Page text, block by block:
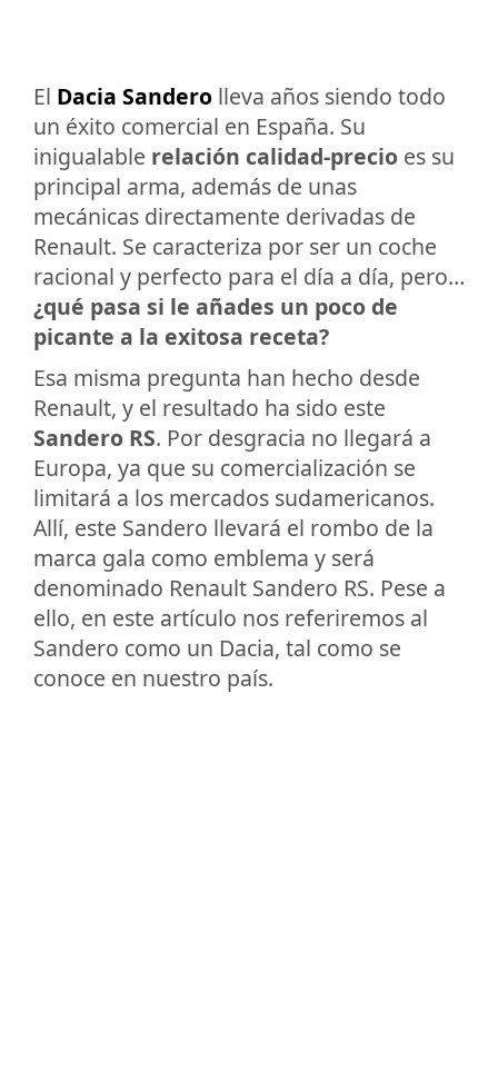
El Dacia Sandero lleva años siendo todo
un éxito comercial en España. Su
inigualable relación calidad-precio es su
principal arma, además de unas
mecánicas directamente derivadas de
Renault. Se caracteriza por ser un coche
racional y perfecto para el día a día, pero…
¿qué pasa si le añades un poco de
picante a la exitosa receta?
Esa misma pregunta han hecho desde
Renault, y el resultado ha sido este
Sandero RS. Por desgracia no llegará a
Europa, ya que su comercialización se
limitará a los mercados sudamericanos.
Allí, este Sandero llevará el rombo de la
marca gala como emblema y será
denominado Renault Sandero RS. Pese a
ello, en este artículo nos referiremos al
Sandero como un Dacia, tal como se
conoce en nuestro país.